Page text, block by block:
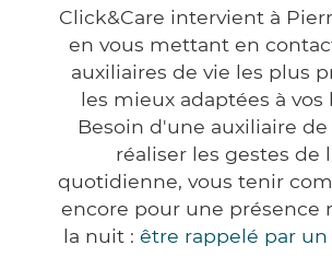
Click&Care intervient à
en vous mettant en
auxiliaires de vie les plus
les mieux adaptées à vos
Besoin d'une auxiliaire
réaliser les gestes de
quotidienne, vous tenir
encore pour une présence
la nuit : être rappelé par